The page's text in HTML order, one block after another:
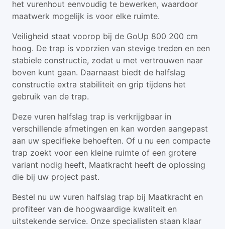
het vurenhout eenvoudig te bewerken, waardoor
maatwerk mogelijk is voor elke ruimte.
Veiligheid staat voorop bij de GoUp 800 200 cm
hoog. De trap is voorzien van stevige treden en een
stabiele constructie, zodat u met vertrouwen naar
boven kunt gaan. Daarnaast biedt de halfslag
constructie extra stabiliteit en grip tijdens het
gebruik van de trap.
Deze vuren halfslag trap is verkrijgbaar in
verschillende afmetingen en kan worden aangepast
aan uw specifieke behoeften. Of u nu een compacte
trap zoekt voor een kleine ruimte of een grotere
variant nodig heeft, Maatkracht heeft de oplossing
die bij uw project past.
Bestel nu uw vuren halfslag trap bij Maatkracht en
profiteer van de hoogwaardige kwaliteit en
uitstekende service. Onze specialisten staan klaar